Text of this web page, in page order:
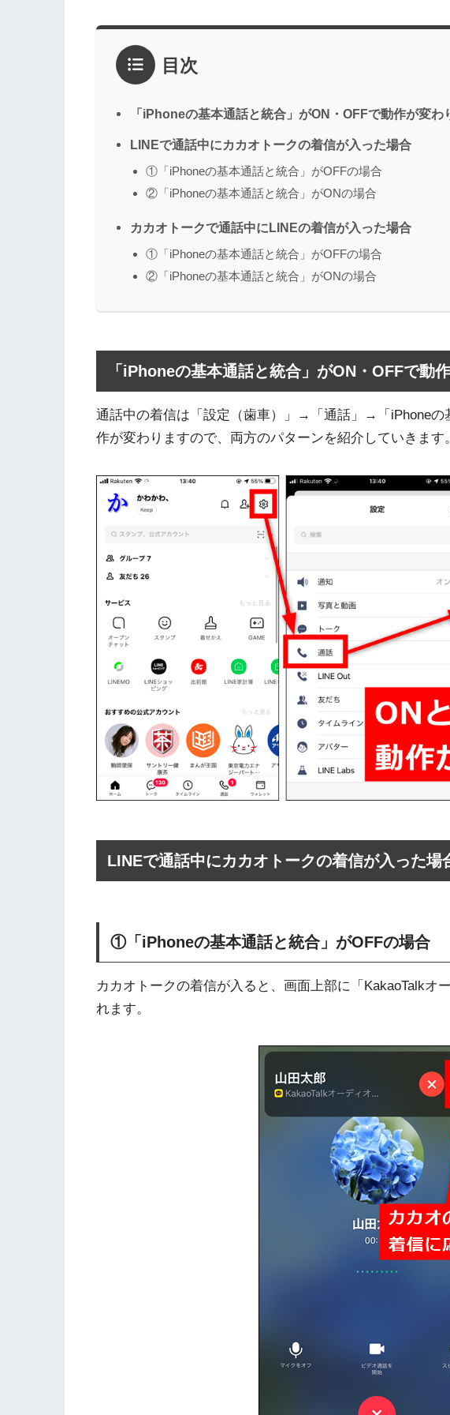
目次
「iPhoneの基本通話と統合」がON・OFFで動作が変わ
LINEで通話中にカカオトークの着信が入った場合
①「iPhoneの基本通話と統合」がOFFの場合
②「iPhoneの基本通話と統合」がONの場合
カカオトークで通話中にLINEの着信が入った場合
①「iPhoneの基本通話と統合」がOFFの場合
②「iPhoneの基本通話と統合」がONの場合
「iPhoneの基本通話と統合」がON・OFFで動
通話中の着信は「設定（歯車）」→「通話」→「iPhoneの
作が変わりますので、両方のパターンを紹介していきます。
LINEで通話中にカカオトークの着信が入った場
①「iPhoneの基本通話と統合」がOFFの場合
カカオトークの着信が入ると、画面上部に「KakaoTalkオ
れます。